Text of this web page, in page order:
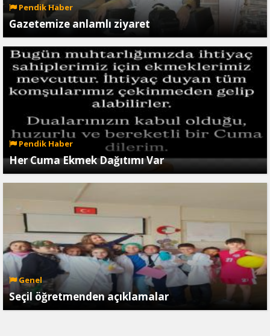
Pendik Haber
Gazetemize anlamlı ziyaret
Pendik Haber
Her Cuma Ekmek Dağıtımı Var
Genel
Seçil öğretmenden açıklamalar